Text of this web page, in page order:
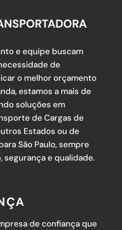
e equipe buscam
de
o melhor orçamento
estamos a mais de
soluções em
de Cargas de
Estados ou de
São Paulo, sempre
segurança e qualidade.
de confiança que